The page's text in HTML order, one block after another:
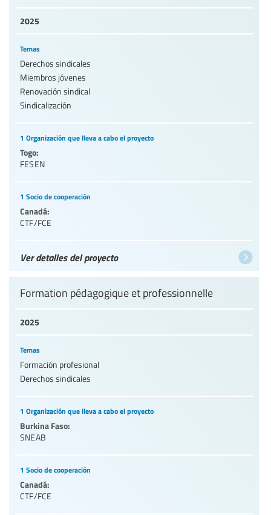
2025
Temas
Derechos sindicales
Miembros jóvenes
Renovación sindical
Sindicalización
1 Organización que lleva a cabo el proyecto
Togo:
FESEN
1 Socio de cooperación
Canadá:
CTF/FCE
Ver detalles del proyecto
2025
Formation pédagogique et professionnelle
Temas
Formación profesional
Derechos sindicales
1 Organización que lleva a cabo el proyecto
Burkina Faso:
SNEAB
1 Socio de cooperación
Canadá:
CTF/FCE